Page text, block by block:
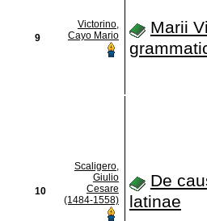
9
Victorino,
Cayo Mario
Marii
10
Scaligero,
Giulio
Cesare
(1484-1558)
De
latinae